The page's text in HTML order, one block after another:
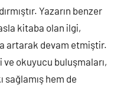
Yazarın benzer
kitaba olan ilgi,
artarak devam etmiştir.
ve okuyucu buluşmaları,
sağlamış hem de